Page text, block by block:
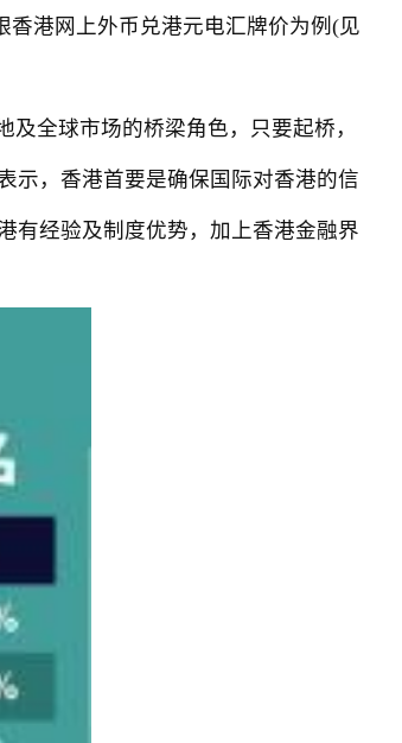
港网上外币兑港元电汇牌价为例(见
全球市场的桥梁角色，只要起桥，
示，香港首要是确保国际对香港的信
有经验及制度优势，加上香港金融界